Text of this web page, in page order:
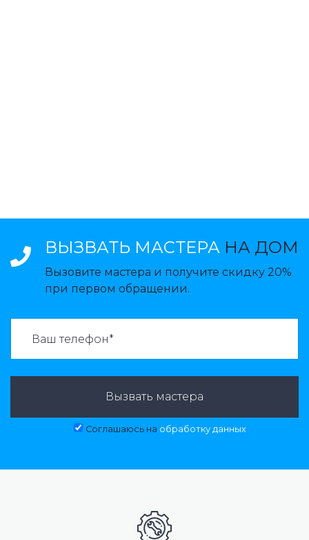
ВЫЗВАТЬ МАСТЕРА НА ДОМ
Вызовите мастера и получите скидку 20%
при первом обращении.
Вызвать мастера
Соглашаюсь на обработку данных